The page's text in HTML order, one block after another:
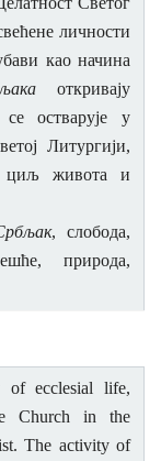
личности
као начина
откривају
остварује у
Литургији,
циљ живота и
, слобода,
природа,
of ecclesial life,
Church in the
The activity of